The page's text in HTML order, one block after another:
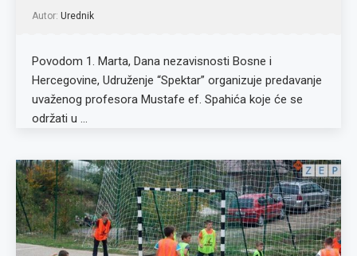
Autor: Urednik
Povodom 1. Marta, Dana nezavisnosti Bosne i
Hercegovine, Udruženje “Spektar” organizuje predavanje
uvaženog profesora Mustafe ef. Spahića koje će se
održati u …